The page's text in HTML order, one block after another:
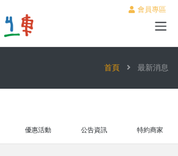
會員專區
首頁 最新消息
優惠活動 公告資訊 特約商家